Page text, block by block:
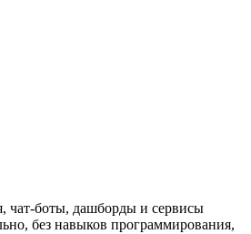
чат-боты, дашборды и сервисы
без навыков программирования,